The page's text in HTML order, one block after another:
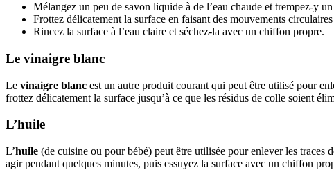
Mélangez un peu de savon liquide à de l’eau chaude et trempez-y
Frottez délicatement la surface en faisant des mouvements
Rincez la surface à l’eau claire et séchez-la avec un chiffon propre.
Le vinaigre blanc
Le vinaigre blanc est un autre produit courant qui peut être utilisé pour
frottez délicatement la surface jusqu’à ce que les résidus de colle soient
L’huile
L’huile (de cuisine ou pour bébé) peut être utilisée pour enlever les
agir pendant quelques minutes, puis essuyez la surface avec un chiffon